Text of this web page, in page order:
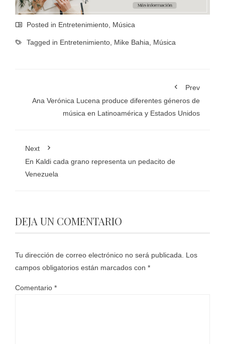
Posted in Entretenimiento Música
Tagged in Entretenimiento Mike Bahia Música
Prev
Ana Verónica Lucena produce diferentes géneros de
música en Latinoamérica y Estados Unidos
Next
En Kaldi cada grano representa un pedacito de
Venezuela
DEJA UN COMENTARIO
Tu dirección de correo electrónico no será publicada.
Los
campos obligatorios están marcados con *
Comentario *